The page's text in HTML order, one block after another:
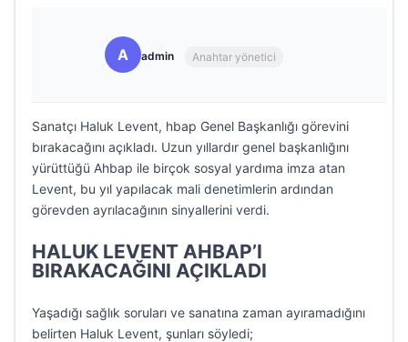
A admin Anahtar yönetici
Sanatçı Haluk Levent, hbap Genel Başkanlığı görevini
bırakacağını açıkladı. Uzun yıllardır genel başkanlığını
yürüttüğü Ahbap ile birçok sosyal yardıma imza atan
Levent, bu yıl yapılacak mali denetimlerin ardından
görevden ayrılacağının sinyallerini verdi.
HALUK LEVENT AHBAP’I
BIRAKACAĞINI AÇIKLADI
Yaşadığı sağlık soruları ve sanatına zaman ayıramadığını
belirten Haluk Levent, şunları söyledi;